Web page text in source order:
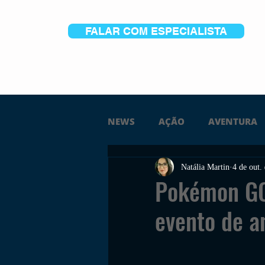
FALAR COM ESPECIALISTA
NEWS AÇÃO AVENTURA
FICÇÃO TERROR PC
TRAILER PLATAFORMA
Pokémon
evento de
Natália Martin 4 de out.